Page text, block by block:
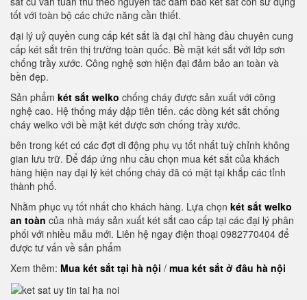
tốt với toàn bộ các chức năng cần thiết.
đại lý uỷ quyền cung cấp két sắt là đại chỉ hàng đầu chuyên cung
cấp két sắt trên thị trường toàn quốc. Bề mặt két sắt với lớp sơn
chống trầy xước. Công nghệ sơn hiện đại đảm bảo an toàn và
bền đẹp.
Sản phẩm két sắt welko chống cháy được sản xuất với công
nghệ cao. Hệ thống máy dập tiên tiến. các dòng két sắt chống
cháy welko với bề mặt két được sơn chống trầy xước.
bên trong két có các đợt di động phụ vụ tốt nhất tuỳ chỉnh không
gian lưu trữ. Để đáp ứng nhu cầu chọn mua két sắt của khách
hàng hiện nay đại lý két chống cháy đã có mặt tại khắp các tỉnh
thành phố.
Nhằm phục vụ tốt nhất cho khách hàng. Lựa chọn két sắt welko
an toàn của nhà máy sản xuất két sắt cao cấp tại các đại lý phân
phối với nhiều mẫu mới. Liên hệ ngay điện thoại 0982770404 để
được tư vấn về sản phẩm
Xem thêm: Mua két sắt tại hà nội / mua két sắt ở đâu hà nội